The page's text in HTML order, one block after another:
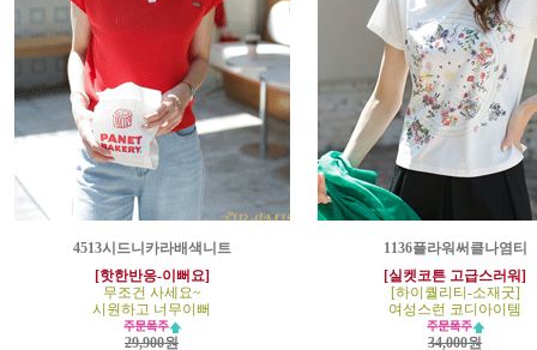
4513시드니카라배색니트
[핫한반응-이뻐요]
무조건 사세요~
시원하고 너무이뻐
29,900원
1136플라워써클나염티
[실켓코튼 고급스러워]
[하이퀄리티-소재굿]
여성스런 코디아이템
34,000원